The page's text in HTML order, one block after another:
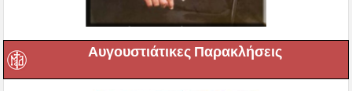
Αυγουστιάτικες Παρακλήσεις